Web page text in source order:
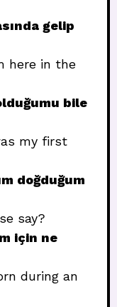
gelip
here in the
bile
my first
doğduğum
say?
için ne
during an